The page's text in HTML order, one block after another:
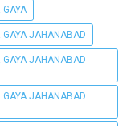
GAYA JAHANABAD
GAYA JAHANABAD
GAYA JAHANABAD